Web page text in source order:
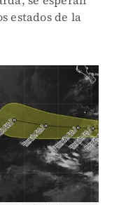
estados de la